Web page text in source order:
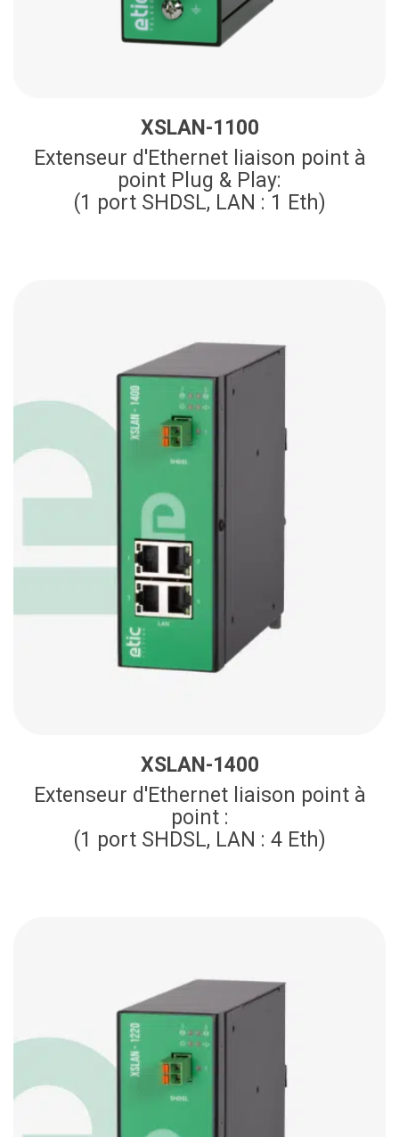
XSLAN-1100
Extenseur d'Ethernet liaison point à
point Plug & Play:
(1 port SHDSL, LAN : 1 Eth)
XSLAN-1400
Extenseur d'Ethernet liaison point à
point :
(1 port SHDSL, LAN : 4 Eth)